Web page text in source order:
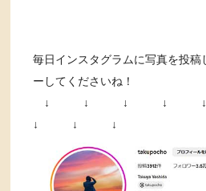
毎日インスタグラムに写真を投稿
ーしてくださいね！
↓ ↓ ↓ ↓
↓ ↓ ↓